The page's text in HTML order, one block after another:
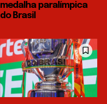
medalha paralímpica
do Brasil